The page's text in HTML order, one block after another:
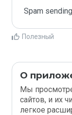
Spam
Полезный
О
Мы
сайтов, и их
легкое